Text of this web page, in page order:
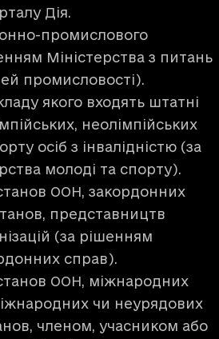
Дія.
промислового
Міністерства з питань
промисловості).
якого входять штатні
неолімпійських
осіб з інвалідністю (за
молоді та спорту).
ООН, закордонних
представництв
(за рішенням
справ).
ООН, міжнародних
чи неурядових
членом, учасником або